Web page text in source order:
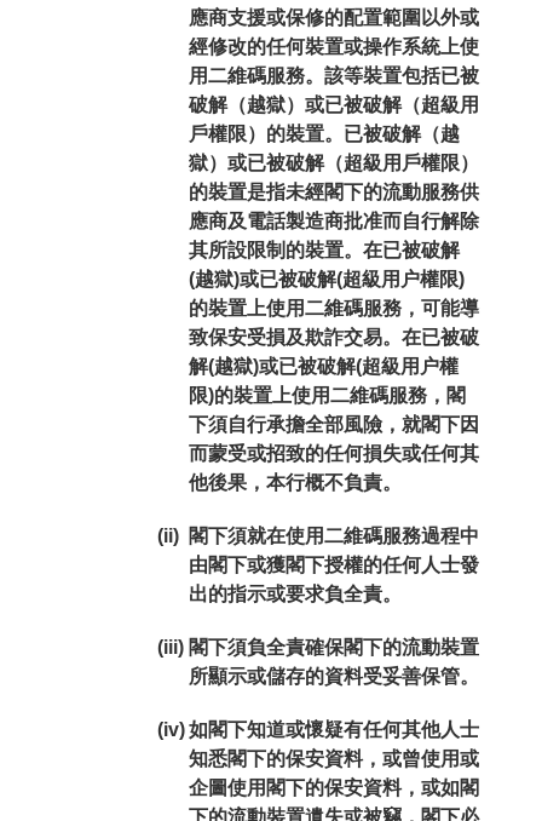
應商支援或保修的配置範圍以外或
經修改的任何裝置或操作系統上使
用二維碼服務。該等裝置包括已被
破解（越獄）或已被破解（超級用
戶權限）的裝置。已被破解（越
獄）或已被破解（超級用戶權限）
的裝置是指未經閣下的流動服務供
應商及電話製造商批准而自行解除
其所設限制的裝置。在已被破解
(越獄)或已被破解(超級用户權限)
的裝置上使用二維碼服務，可能導
致保安受損及欺詐交易。在已被破
解(越獄)或已被破解(超級用户權
限)的裝置上使用二維碼服務，閣
下須自行承擔全部風險，就閣下因
而蒙受或招致的任何損失或任何其
他後果，本行概不負責。
(ii) 閣下須就在使用二維碼服務過程中
由閣下或獲閣下授權的任何人士發
出的指示或要求負全責。
(iii) 閣下須負全責確保閣下的流動裝置
所顯示或儲存的資料受妥善保管。
(iv)如閣下知道或懷疑有任何其他人士
知悉閣下的保安資料，或曾使用或
企圖使用閣下的保安資料，或如閣
下的流動裝置遺失或被竊，閣下必